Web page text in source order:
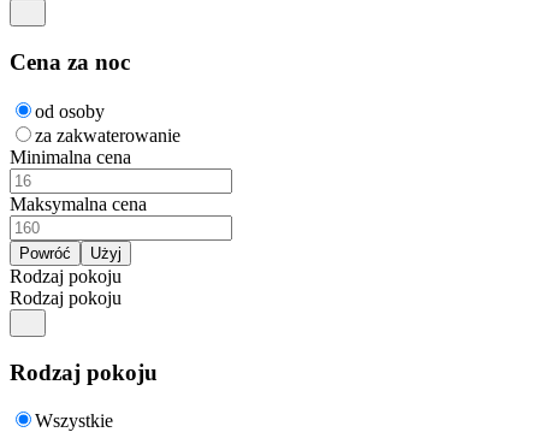
Cena za noc
od osoby
za zakwaterowanie
Minimalna cena
Maksymalna cena
Rodzaj pokoju
Rodzaj pokoju
Rodzaj pokoju
Wszystkie